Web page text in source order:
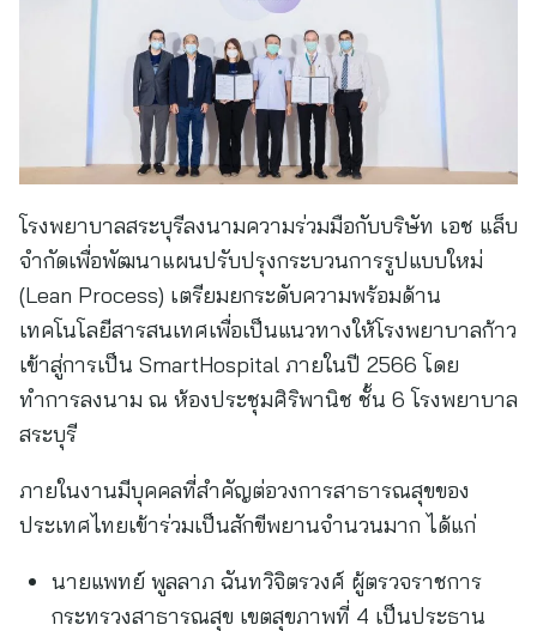
โรงพยาบาลสระบุรีลงนามความร่วมมือกับบริษัท เอช แล็บ
จำกัดเพื่อพัฒนาแผนปรับปรุงกระบวนการรูปแบบใหม่
(Lean Process) เตรียมยกระดับความพร้อมด้าน
เทคโนโลยีสารสนเทศเพื่อเป็นแนวทางให้โรงพยาบาลก้าว
เข้าสู่การเป็น SmartHospital ภายในปี 2566 โดย
ทำการลงนาม ณ ห้องประชุมศิริพานิช ชั้น 6 โรงพยาบาล
สระบุรี
ภายในงานมีบุคคลที่สำคัญต่อวงการสาธารณสุขของ
ประเทศไทยเข้าร่วมเป็นสักขีพยานจำนวนมาก ได้แก่
นายแพทย์ พูลลาภ ฉันทวิจิตรวงศ์ ผู้ตรวจราชการ
กระทรวงสาธารณสุข เขตสุขภาพที่ 4 เป็นประธาน